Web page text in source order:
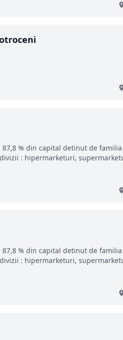
% din capital detinut de
: hipermarketuri,
% din capital detinut de
: hipermarketuri,